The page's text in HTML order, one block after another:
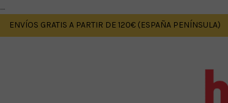
....
ENVÍOS GRATIS A PARTIR DE 120€ (ESPAÑA PENÍNSULA)